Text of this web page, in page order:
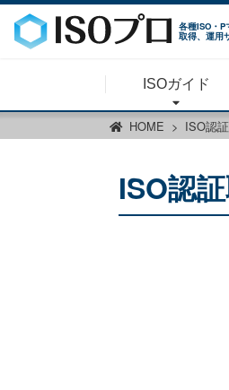
各種ISO・P
取得、運用
ISOガイド
HOME ISO認
ISO認